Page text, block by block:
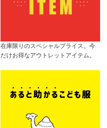
在庫限りのスペシャルプライス。今
だけお得なアウトレットアイテム。